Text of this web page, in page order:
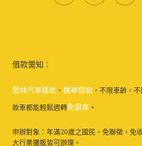
借款需知：
雲林汽車借款 、 機車借款 ，不限車齡，
款車都能輕鬆週轉免留車 。
申辦對象：年滿20歲之國民，免聯徵，免
大行業攤販皆可辦理。